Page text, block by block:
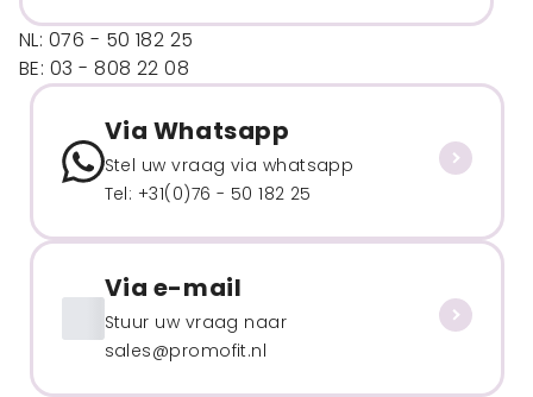
NL: 076 - 50 182 25
BE: 03 - 808 22 08
Via Whatsapp
Stel uw vraag via whatsapp
Tel: +31(0)76 - 50 182 25
Via e-mail
Stuur uw vraag naar
sales@promofit.nl